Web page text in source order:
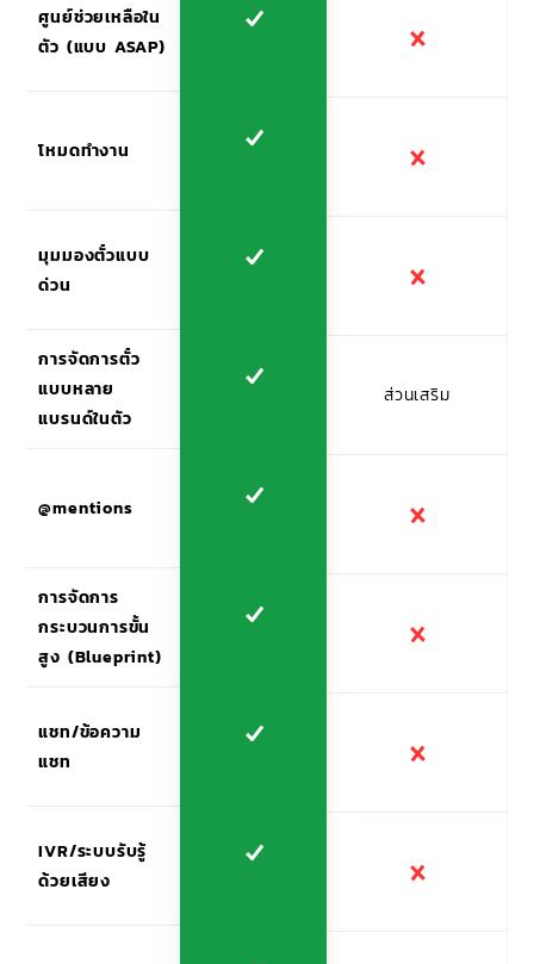
ศูนย์ช่วยเหลือใน
ตัว (แบบ ASAP)
โหมดทำงาน
มุมมองตั๋วแบบ
ด่วน
การจัดการตั๋ว
แบบหลาย
แบรนด์ในตัว
@mentions
การจัดการ
กระบวนการขั้น
สูง (Blueprint)
แชท/ข้อความ
แชท
IVR/ระบบรับรู้
ด้วยเสียง
ส่วนเสริม